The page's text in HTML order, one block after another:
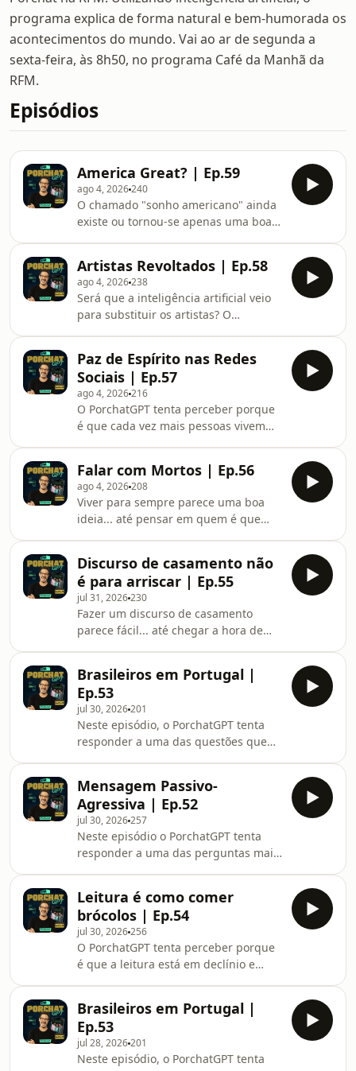
programa explica de forma natural e bem-humorada os
acontecimentos do mundo. Vai ao ar de segunda a
sexta-feira, às 8h50, no programa Café da Manhã da
RFM.
Episódios
America Great? | Ep.59
ago 4, 2026240
O chamado "sonho americano" ainda
existe ou tornou-se apenas uma boa
das ideias mais influentes da história
recente e tenta perceber se ainda faz
sentido acreditar que trabalhar muito
é suficiente para alcançar o sucesso.
Artistas Revoltados | Ep.58
ago 4, 2026238
Será que a inteligência artificial veio
para substituir os artistas? O
atualidade e tenta perceber se a IA
está a revolucionar a criatividade... ou
apenas a reciclar aquilo que os
humanos já fizeram.
Paz de Espírito nas Redes
Sociais | Ep.57
ago 4, 2026216
O PorchatGPT tenta perceber porque
é que cada vez mais pessoas vivem
epidemia de ansiedade ou apenas um
reflexo dos tempos em que vivemos.
Falar com Mortos | Ep.56
ago 4, 2026208
Viver para sempre parece uma boa
ideia... até pensar em quem é que
longevidade e a corrida dos
milionários para travar o
envelhecimento.
Discurso de casamento não
é para arriscar | Ep.55
jul 31, 2026230
Fazer um discurso de casamento
parece fácil... até chegar a hora de
discurso emocionante, divertido e
sem cair nos clichés.
Brasileiros em Portugal |
Ep.53
jul 30, 2026201
Neste episódio, o PorchatGPT tenta
responder a uma das questões que
escolheram viver deste lado do
Atlântico... e porque é que essa
convivência continua a gerar tanto
debate.
Mensagem Passivo-
Agressiva | Ep.52
jul 30, 2026257
Neste episódio o PorchatGPT tenta
responder a uma das perguntas mais
amizade, um namoro ou uma relação
familiar depois de uma discussão?
Leitura é como comer
brócolos | Ep.54
jul 30, 2026256
O PorchatGPT tenta perceber porque
é que a leitura está em declínio e
nossa atenção estão a mudar a forma
como consumimos informação.
Brasileiros em Portugal |
Ep.53
jul 28, 2026201
Neste episódio, o PorchatGPT tenta